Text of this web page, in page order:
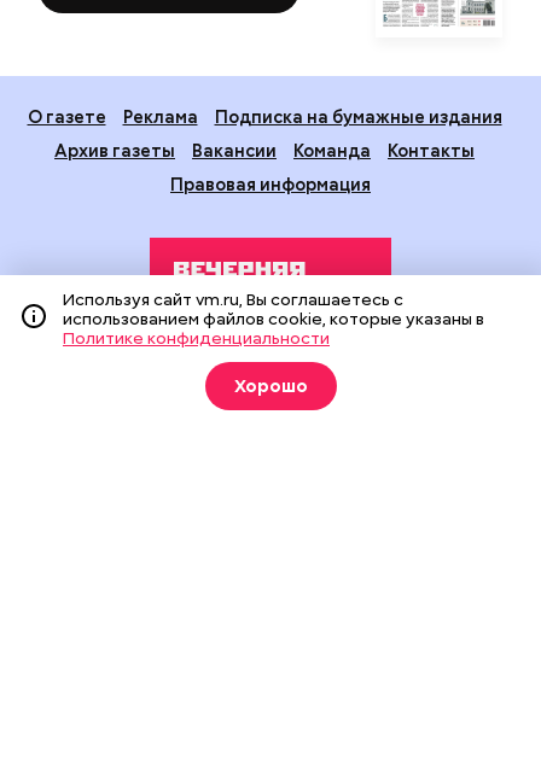
О газете Реклама
Подписка на бумажные издания
Архив газеты
Вакансии Команда
Контакты
Правовая информация
Издание создано при финансовой поддержке Департамента
средств массовой информации и рекламы города Москвы.
На сайте применяются рекомендательные технологии
Используя сайт vm.ru, Вы соглашаетесь с
использованием файлов cookie, которые указаны в
Политике конфиденциальности
Хорошо